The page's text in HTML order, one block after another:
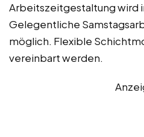
Arbeitszeitgestaltung wird
Gelegentliche
möglich. Flexible
vereinbart werden.